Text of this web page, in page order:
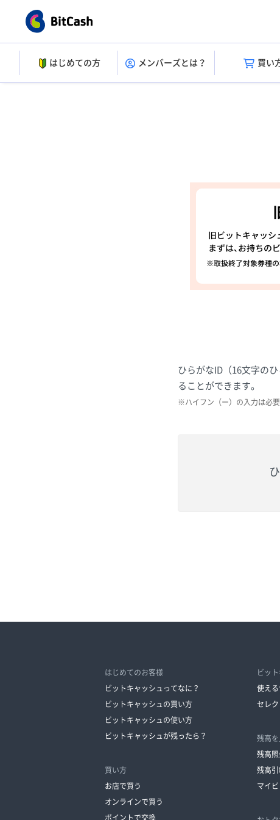
はじめての方 メンバーズとは？ 買い
ひらがなID（16文字の
ることができます。
※ハイフン（ー）の入力は必要
はじめてのお客様
ビットキャッシュってなに？
ビットキャッシュの買い方
ビットキャッシュの使い方
ビットキャッシュが残ったら？
買い方
お店で買う
オンラインで買う
ポイントで交換
ビッ
使える
セレ
残高を
残高照
残高引
マイ